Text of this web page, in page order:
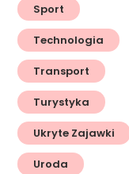
Sport
Technologia
Transport
Turystyka
Ukryte Zajawki
Uroda